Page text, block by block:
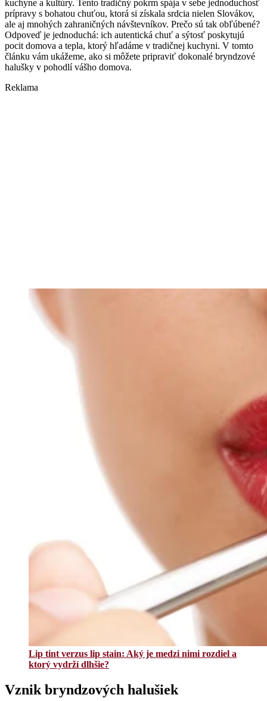
kuchyne a kultúry. Tento tradičný pokrm spája v sebe jednoduchosť
prípravy s bohatou chuťou, ktorá si získala srdcia nielen Slovákov,
ale aj mnohých zahraničných návštevníkov. Prečo sú tak obľúbené?
Odpoveď je jednoduchá: ich autentická chuť a sýtosť poskytujú
pocit domova a tepla, ktorý hľadáme v tradičnej kuchyni. V tomto
článku vám ukážeme, ako si môžete pripraviť dokonalé bryndzové
halušky v pohodlí vášho domova.
Reklama
Lip tint verzus lip stain: Aký je medzi nimi rozdiel a
ktorý vydrží dlhšie?
Vznik bryndzových halušiek